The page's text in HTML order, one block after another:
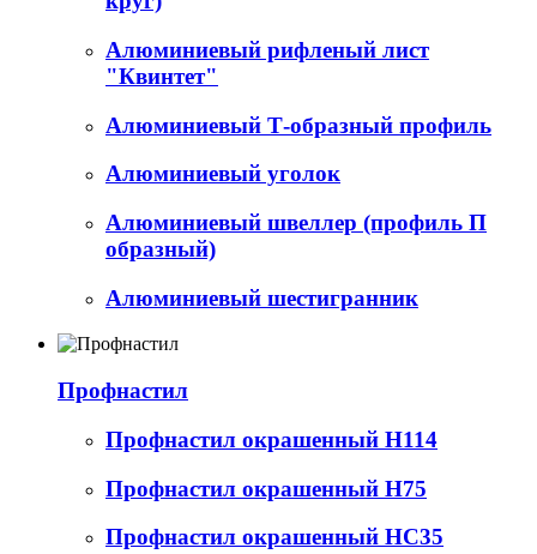
Алюминиевый рифленый лист
"Квинтет"
Алюминиевый Т-образный профиль
Алюминиевый уголок
Алюминиевый швеллер (профиль П
образный)
Алюминиевый шестигранник
Профнастил
Профнастил окрашенный Н114
Профнастил окрашенный Н75
Профнастил окрашенный НС35